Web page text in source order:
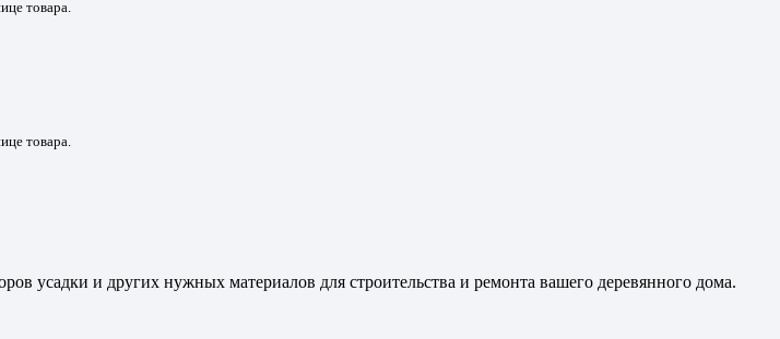
товара.
товара.
усадки и других нужных материалов для строительства и ремонта вашего деревянного дома.